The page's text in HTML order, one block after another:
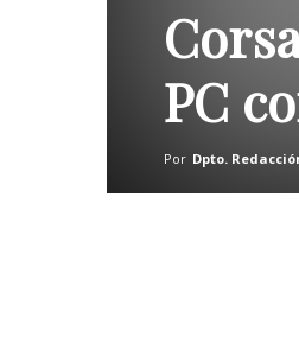
PC
Por Dpto.